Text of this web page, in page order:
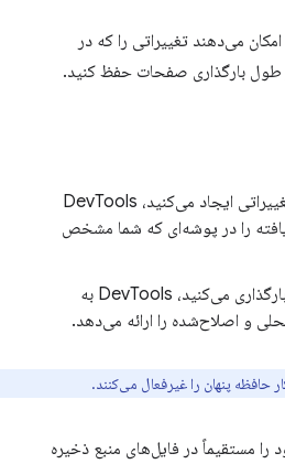
می‌دهند تغییراتی را که در
وقتی در DevTools تغییراتی ایجاد می‌کنید، DevTools
را در پوشه‌ای که شما مشخص
وقتی صفحه را دوباره بارگذاری می‌کنید، DevTools به
و اصلاح‌شده را ارائه می‌دهد.
حافظه پنهان را غیرفعال می‌کنند.
را مستقیماً در فایل‌های منبع ذخیره